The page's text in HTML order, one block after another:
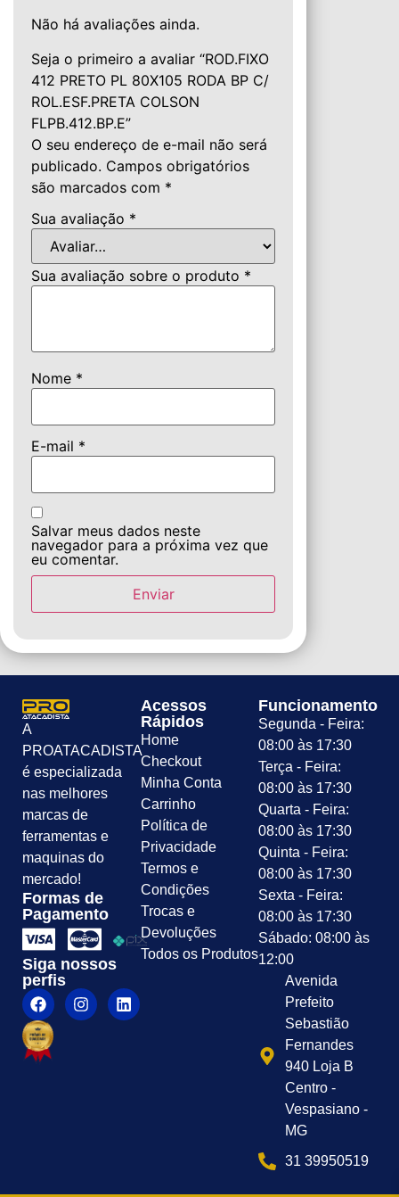
Não há avaliações ainda.
Seja o primeiro a avaliar “ROD.FIXO
412 PRETO PL 80X105 RODA BP C/
ROL.ESF.PRETA COLSON
FLPB.412.BP.E”
O seu endereço de e-mail não será
publicado. Campos obrigatórios
são marcados com *
Sua avaliação *
Sua avaliação sobre o produto *
Nome *
E-mail *
Salvar meus dados neste
navegador para a próxima vez que
eu comentar.
A
PROATACADISTA
é especializada
nas melhores
marcas de
ferramentas e
maquinas do
mercado!
Formas de
Pagamento
Siga nossos
perfis
Acessos
Rápidos
Home
Checkout
Minha Conta
Carrinho
Política de
Privacidade
Termos e
Condições
Trocas e
Devoluções
Todos os Produtos
Funcionamento
Segunda - Feira:
08:00 às 17:30
Terça - Feira:
08:00 às 17:30
Quarta - Feira:
08:00 às 17:30
Quinta - Feira:
08:00 às 17:30
Sexta - Feira:
08:00 às 17:30
Sábado: 08:00 às
12:00
Avenida
Prefeito
Sebastião
Fernandes
940 Loja B
Centro -
Vespasiano -
MG
31 39950519